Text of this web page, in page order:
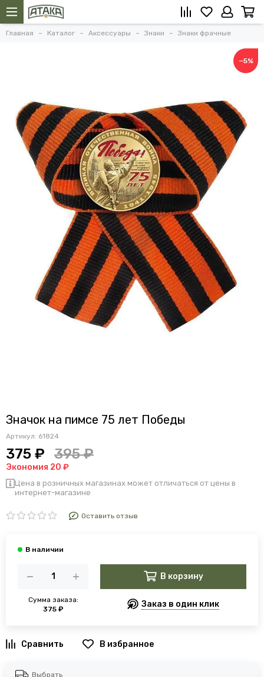
Главная Каталог Аксессуары Знаки Знаки фрачные
−5%
Значок на пимсе 75 лет Победы
Артикул: 61824
375 ₽ 395 ₽
Экономия 20 ₽
Цена в розничных магазинах может отличаться от цены в
интернет-магазине
Оставить отзыв
Сумма заказа:
375 ₽
В корзину
Заказ в один клик
В избранное
Выбрать